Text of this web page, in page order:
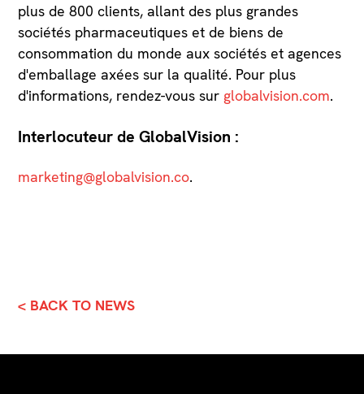
plus de 800 clients, allant des plus grandes
sociétés pharmaceutiques et de biens de
consommation du monde aux sociétés et agences
d'emballage axées sur la qualité. Pour plus
d'informations, rendez-vous sur globalvision.com.
Interlocuteur de GlobalVision :
marketing@globalvision.co.
< BACK TO NEWS